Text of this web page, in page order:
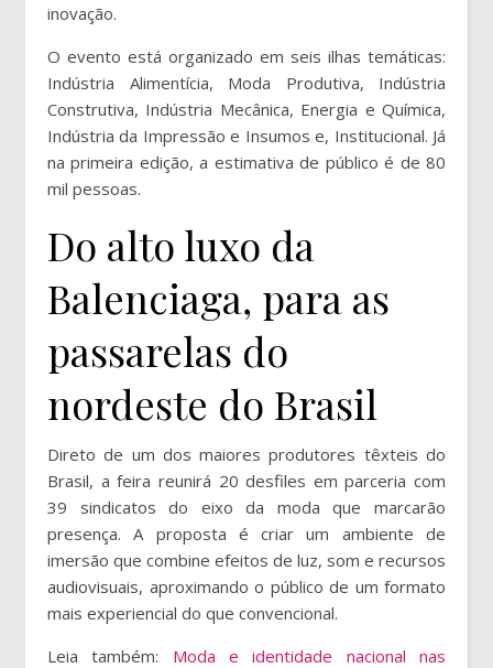
inovação.
O evento está organizado em seis ilhas temáticas:
Indústria Alimentícia, Moda Produtiva, Indústria
Construtiva, Indústria Mecânica, Energia e Química,
Indústria da Impressão e Insumos e, Institucional. Já
na primeira edição, a estimativa de público é de 80
mil pessoas.
Do alto luxo da
Balenciaga, para as
passarelas do
nordeste do Brasil
Direto de um dos maiores produtores têxteis do
Brasil, a feira reunirá 20 desfiles em parceria com
39 sindicatos do eixo da moda que marcarão
presença. A proposta é criar um ambiente de
imersão que combine efeitos de luz, som e recursos
audiovisuais, aproximando o público de um formato
mais experiencial do que convencional.
Leia também: Moda e identidade nacional nas